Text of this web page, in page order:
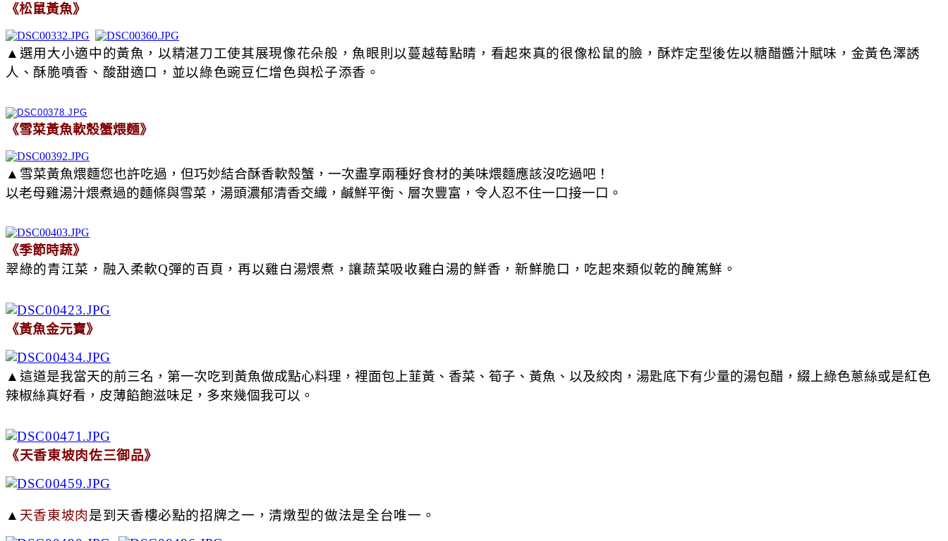
《松鼠黃魚》
▲選用大小適中的黃魚，以精湛刀工使其展現像花朵般，魚眼則以蔓越莓點睛，看起來真的很像松鼠的臉，酥炸定型後佐以糖醋醬汁賦味，金黃色澤誘
人、酥脆噴香、酸甜適口，並以綠色豌豆仁增色與松子添香。
《雪菜黃魚軟殼蟹煨麵》
▲ 雪菜黃魚煨麵您也許吃過，但巧妙結合酥香軟殼蟹，一次盡享兩種好食材的美味煨麵應該沒吃過吧！
以老母雞湯汁煨煮過的麵條與雪菜，湯頭濃郁清香交織，鹹鮮平衡、層次豐富，令人忍不住一口接一口。
《季節時蔬》
翠綠的青江菜，融入柔軟Q彈的百頁，再以雞白湯煨煮，讓蔬菜吸收雞白湯的鮮香，新鮮脆口，吃起來類似乾的醃篤鮮。
《黃魚金元寶》
▲ 這道是我當天的前三名，第一次吃到黃魚做成點心料理，裡面包上韮黃、香菜、筍子、黃魚、以及絞肉，湯匙底下有少量的湯包醋，綴上綠色蔥絲或是紅色
辣椒絲真好看，皮薄餡飽滋味足，多來幾個我可以。
《天香東坡肉佐三御品》
▲ 天香東坡肉是到天香樓必點的招牌之一，清燉型的做法是全台唯一。